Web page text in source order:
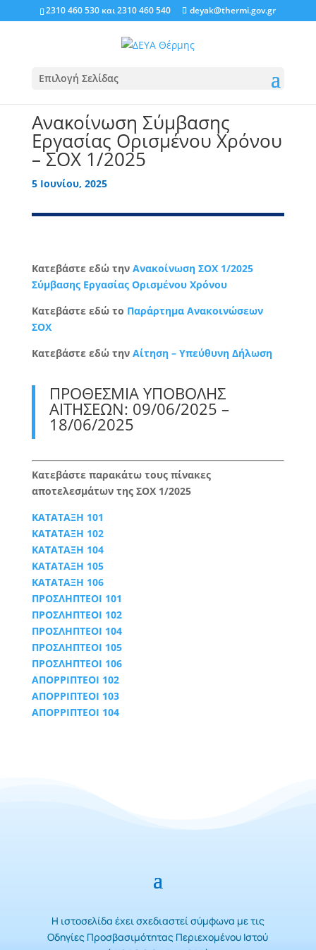
2310 460 530 και2310 460 540 deyak@thermi.gov.gr
Επιλογή Σελίδας
Ανακοίνωση Σύμβασης
Εργασίας Ορισμένου Χρόνου
– ΣΟΧ 1/2025
5 Ιουνίου, 2025
Κατεβάστε εδώ την Ανακοίνωση ΣΟΧ 1/2025
Σύμβασης Εργασίας Ορισμένου Χρόνου
Κατεβάστε εδώ το Παράρτημα Ανακοινώσεων
ΣΟΧ
Κατεβάστε εδώ την Αίτηση – Υπεύθυνη Δήλωση
ΠΡΟΘΕΣΜΙΑ ΥΠΟΒΟΛΗΣ
ΑΙΤΗΣΕΩΝ: 09/06/2025 –
18/06/2025
Κατεβάστε παρακάτω τους πίνακες
αποτελεσμάτων της ΣΟΧ 1/2025
ΚΑΤΑΤΑΞΗ 101
ΚΑΤΑΤΑΞΗ 102
ΚΑΤΑΤΑΞΗ 104
ΚΑΤΑΤΑΞΗ 105
ΚΑΤΑΤΑΞΗ 106
ΠΡΟΣΛΗΠΤΕΟΙ 101
ΠΡΟΣΛΗΠΤΕΟΙ 102
ΠΡΟΣΛΗΠΤΕΟΙ 104
ΠΡΟΣΛΗΠΤΕΟΙ 105
ΠΡΟΣΛΗΠΤΕΟΙ 106
ΑΠΟΡΡΙΠΤΕΟΙ 102
ΑΠΟΡΡΙΠΤΕΟΙ 103
ΑΠΟΡΡΙΠΤΕΟΙ 104
Η ιστοσελίδα έχει σχεδιαστεί σύμφωνα με τις
Οδηγίες Προσβασιμότητας Περιεχομένου Ιστού